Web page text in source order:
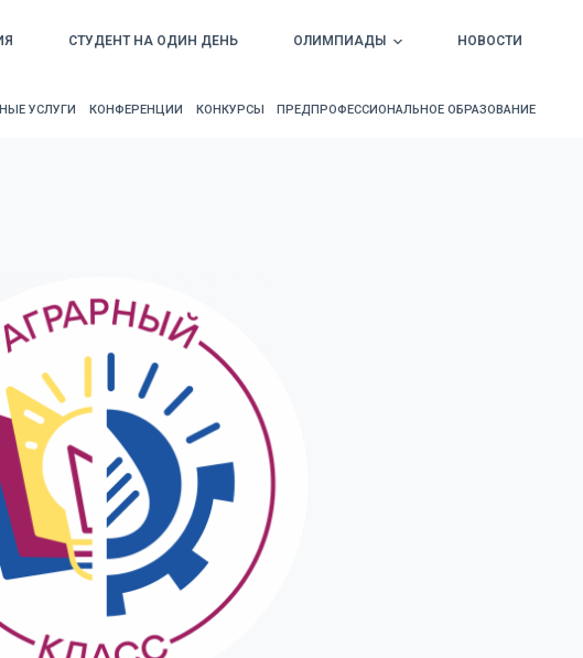
СТУДЕНТ НА ОДИН ДЕНЬ ОЛИМПИАДЫ НОВОСТИ
УСЛУГИ КОНФЕРЕНЦИИ КОНКУРСЫ ПРЕДПРОФЕССИОНАЛЬНОЕ ОБРАЗОВАНИЕ